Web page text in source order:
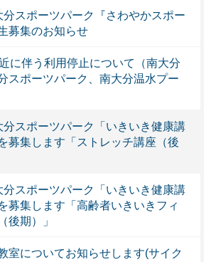
スポーツパーク『さわやかスポー
募集のお知らせ
に伴う利用停止について（南大分
スポーツパーク、南大分温水プー
スポーツパーク「いきいき健康講
募集します「ストレッチ講座（後
スポーツパーク「いきいき健康講
募集します「高齢者いきいきフィ
後期）」
室についてお知らせします(サイク